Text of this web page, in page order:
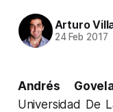
Arturo
24 Feb 2017
Andrés
Universidad De